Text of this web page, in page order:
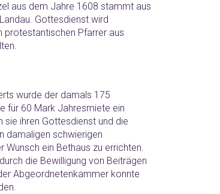
aus dem Jahre 1608 stammt aus
Gottesdienst wird
protestantischen Pfarrer aus
wurde der damals 175
für 60 Mark Jahresmiete ein
sie ihren Gottesdienst und die
damaligen schwierigen
ein Bethaus zu errichten.
die Bewilligung von Beiträgen
Abgeordnetenkammer konnte